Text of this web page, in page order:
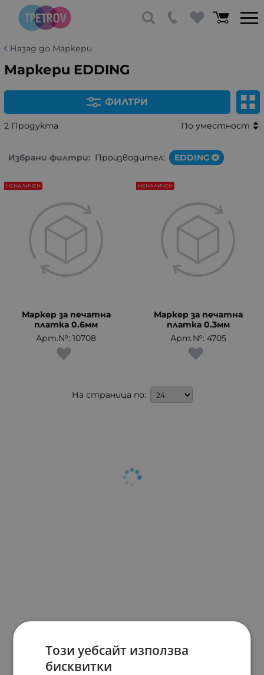
Назад до Маркери
Маркери EDDING
ФИЛТРИ
2 Продукта По уместност
Избрани филтри: Производител: EDDING
Маркер за печатна
платка 0.6мм
Арт.№: 10708
НЕНАЛИЧЕН
Маркер за печатна
платка 0.3мм
Арт.№: 4705
НЕНАЛИЧЕН
На страница по:
Този уебсайт използва
бисквитки